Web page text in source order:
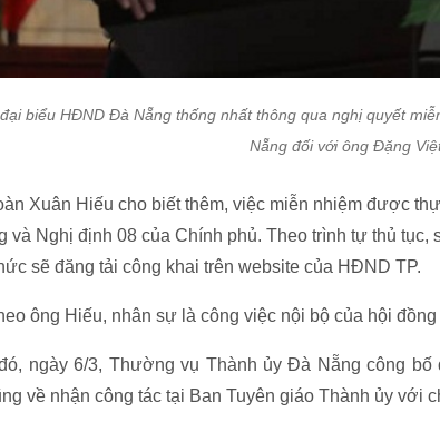
biểu HĐND Đà Nẵng thống nhất thông qua nghị quyết
Nẵng đối với ông Đặng
Xuân Hiếu cho biết thêm, việc miễn nhiệm được
và Nghị định 08 của Chính phủ. Theo trình tự thủ
sẽ đăng tải công khai trên website của HĐND TP.
ông Hiếu, nhân sự là công việc nội bộ của hội
ngày 6/3, Thường vụ Thành ủy Đà Nẵng công
về nhận công tác tại Ban Tuyên giáo Thành ủy với